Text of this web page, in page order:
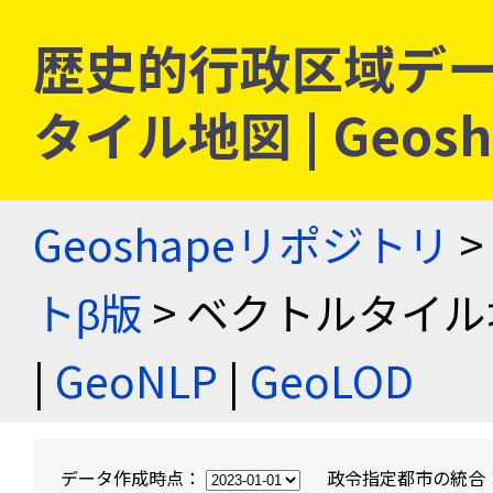
歴史的行政区域デ
タイル地図 |
Geoshapeリポジトリ >
トβ版 > ベクトルタイ
| GeoNLP | GeoLOD
データ作成時点： 政令指定都市の統